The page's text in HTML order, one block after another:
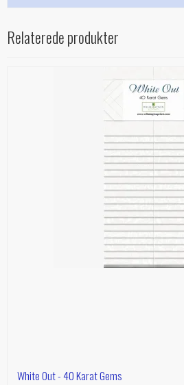
Relaterede produkter
White Out - 40 Karat Gems